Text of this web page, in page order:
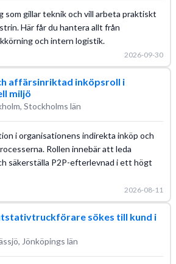
som gillar teknik och vill arbeta praktiskt
Här får du hantera allt från
och intern logistik.
2026-09-30
affärsinriktad inköpsroll i
miljö
Stockholms län
i organisationens indirekta inköp och
Rollen innebär att leda
säkerställa P2P-efterlevnad i ett högt
2026-08-11
sökes till kund i
Jönköpings län